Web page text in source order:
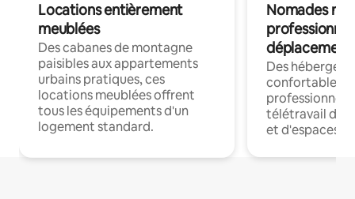
Locations entièrement
meublées
Des cabanes de montagne
paisibles aux appartements
urbains pratiques, ces
locations meublées offrent
tous les équipements d'un
logement standard.
Nomades
déplacement
Des
confortables
professionnels
télétravail
et d'espaces